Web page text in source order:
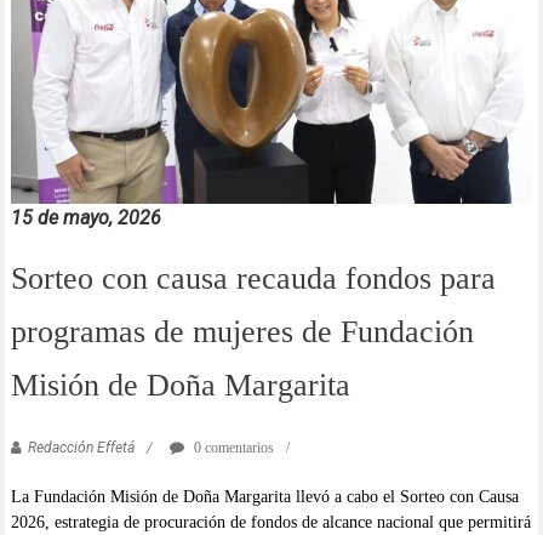
15 de mayo, 2026
Sorteo con causa recauda fondos para
programas de mujeres de Fundación
Misión de Doña Margarita
Redacción Effetá 0 comentarios
La Fundación Misión de Doña Margarita llevó a cabo el Sorteo con Causa
2026, estrategia de procuración de fondos de alcance nacional que permitirá